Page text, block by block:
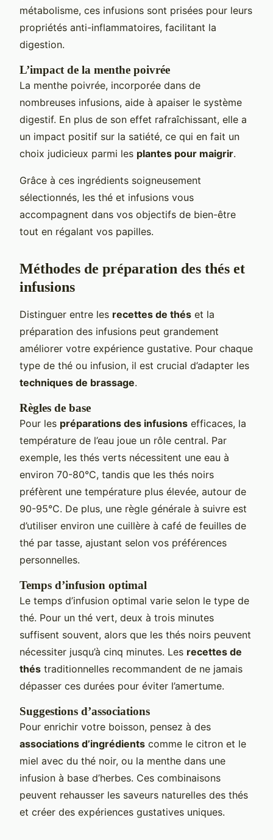
métabolisme, ces infusions sont prisées pour leurs
propriétés anti-inflammatoires, facilitant la
digestion.
L’impact de la menthe poivrée
La menthe poivrée, incorporée dans de
nombreuses infusions, aide à apaiser le système
digestif. En plus de son effet rafraîchissant, elle a
un impact positif sur la satiété, ce qui en fait un
choix judicieux parmi les plantes pour maigrir.
Grâce à ces ingrédients soigneusement
sélectionnés, les thé et infusions vous
accompagnent dans vos objectifs de bien-être
tout en régalant vos papilles.
Méthodes de préparation des thés et
infusions
Distinguer entre les recettes de thés et la
préparation des infusions peut grandement
améliorer votre expérience gustative. Pour chaque
type de thé ou infusion, il est crucial d’adapter les
techniques de brassage.
Règles de base
Pour les préparations des infusions efficaces, la
température de l’eau joue un rôle central. Par
exemple, les thés verts nécessitent une eau à
environ 70-80°C, tandis que les thés noirs
préfèrent une température plus élevée, autour de
90-95°C. De plus, une règle générale à suivre est
d’utiliser environ une cuillère à café de feuilles de
thé par tasse, ajustant selon vos préférences
personnelles.
Temps d’infusion optimal
Le temps d’infusion optimal varie selon le type de
thé. Pour un thé vert, deux à trois minutes
suffisent souvent, alors que les thés noirs peuvent
nécessiter jusqu’à cinq minutes. Les recettes de
thés traditionnelles recommandent de ne jamais
dépasser ces durées pour éviter l’amertume.
Suggestions d’associations
Pour enrichir votre boisson, pensez à des
associations d’ingrédients comme le citron et le
miel avec du thé noir, ou la menthe dans une
infusion à base d’herbes. Ces combinaisons
peuvent rehausser les saveurs naturelles des thés
et créer des expériences gustatives uniques.